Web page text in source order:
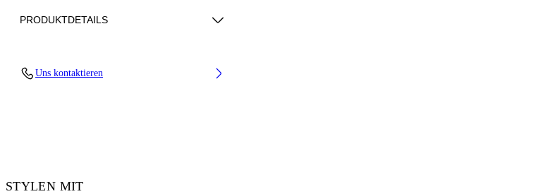
PRODUKTDETAILS
Elastane 95% Cotton
Uns kontaktieren
STYLEN MIT